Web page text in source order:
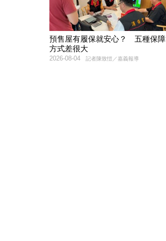
預售屋有履保就安心？ 五種保障
方式差很大
記者陳致愷／嘉義報導
2026-08-04